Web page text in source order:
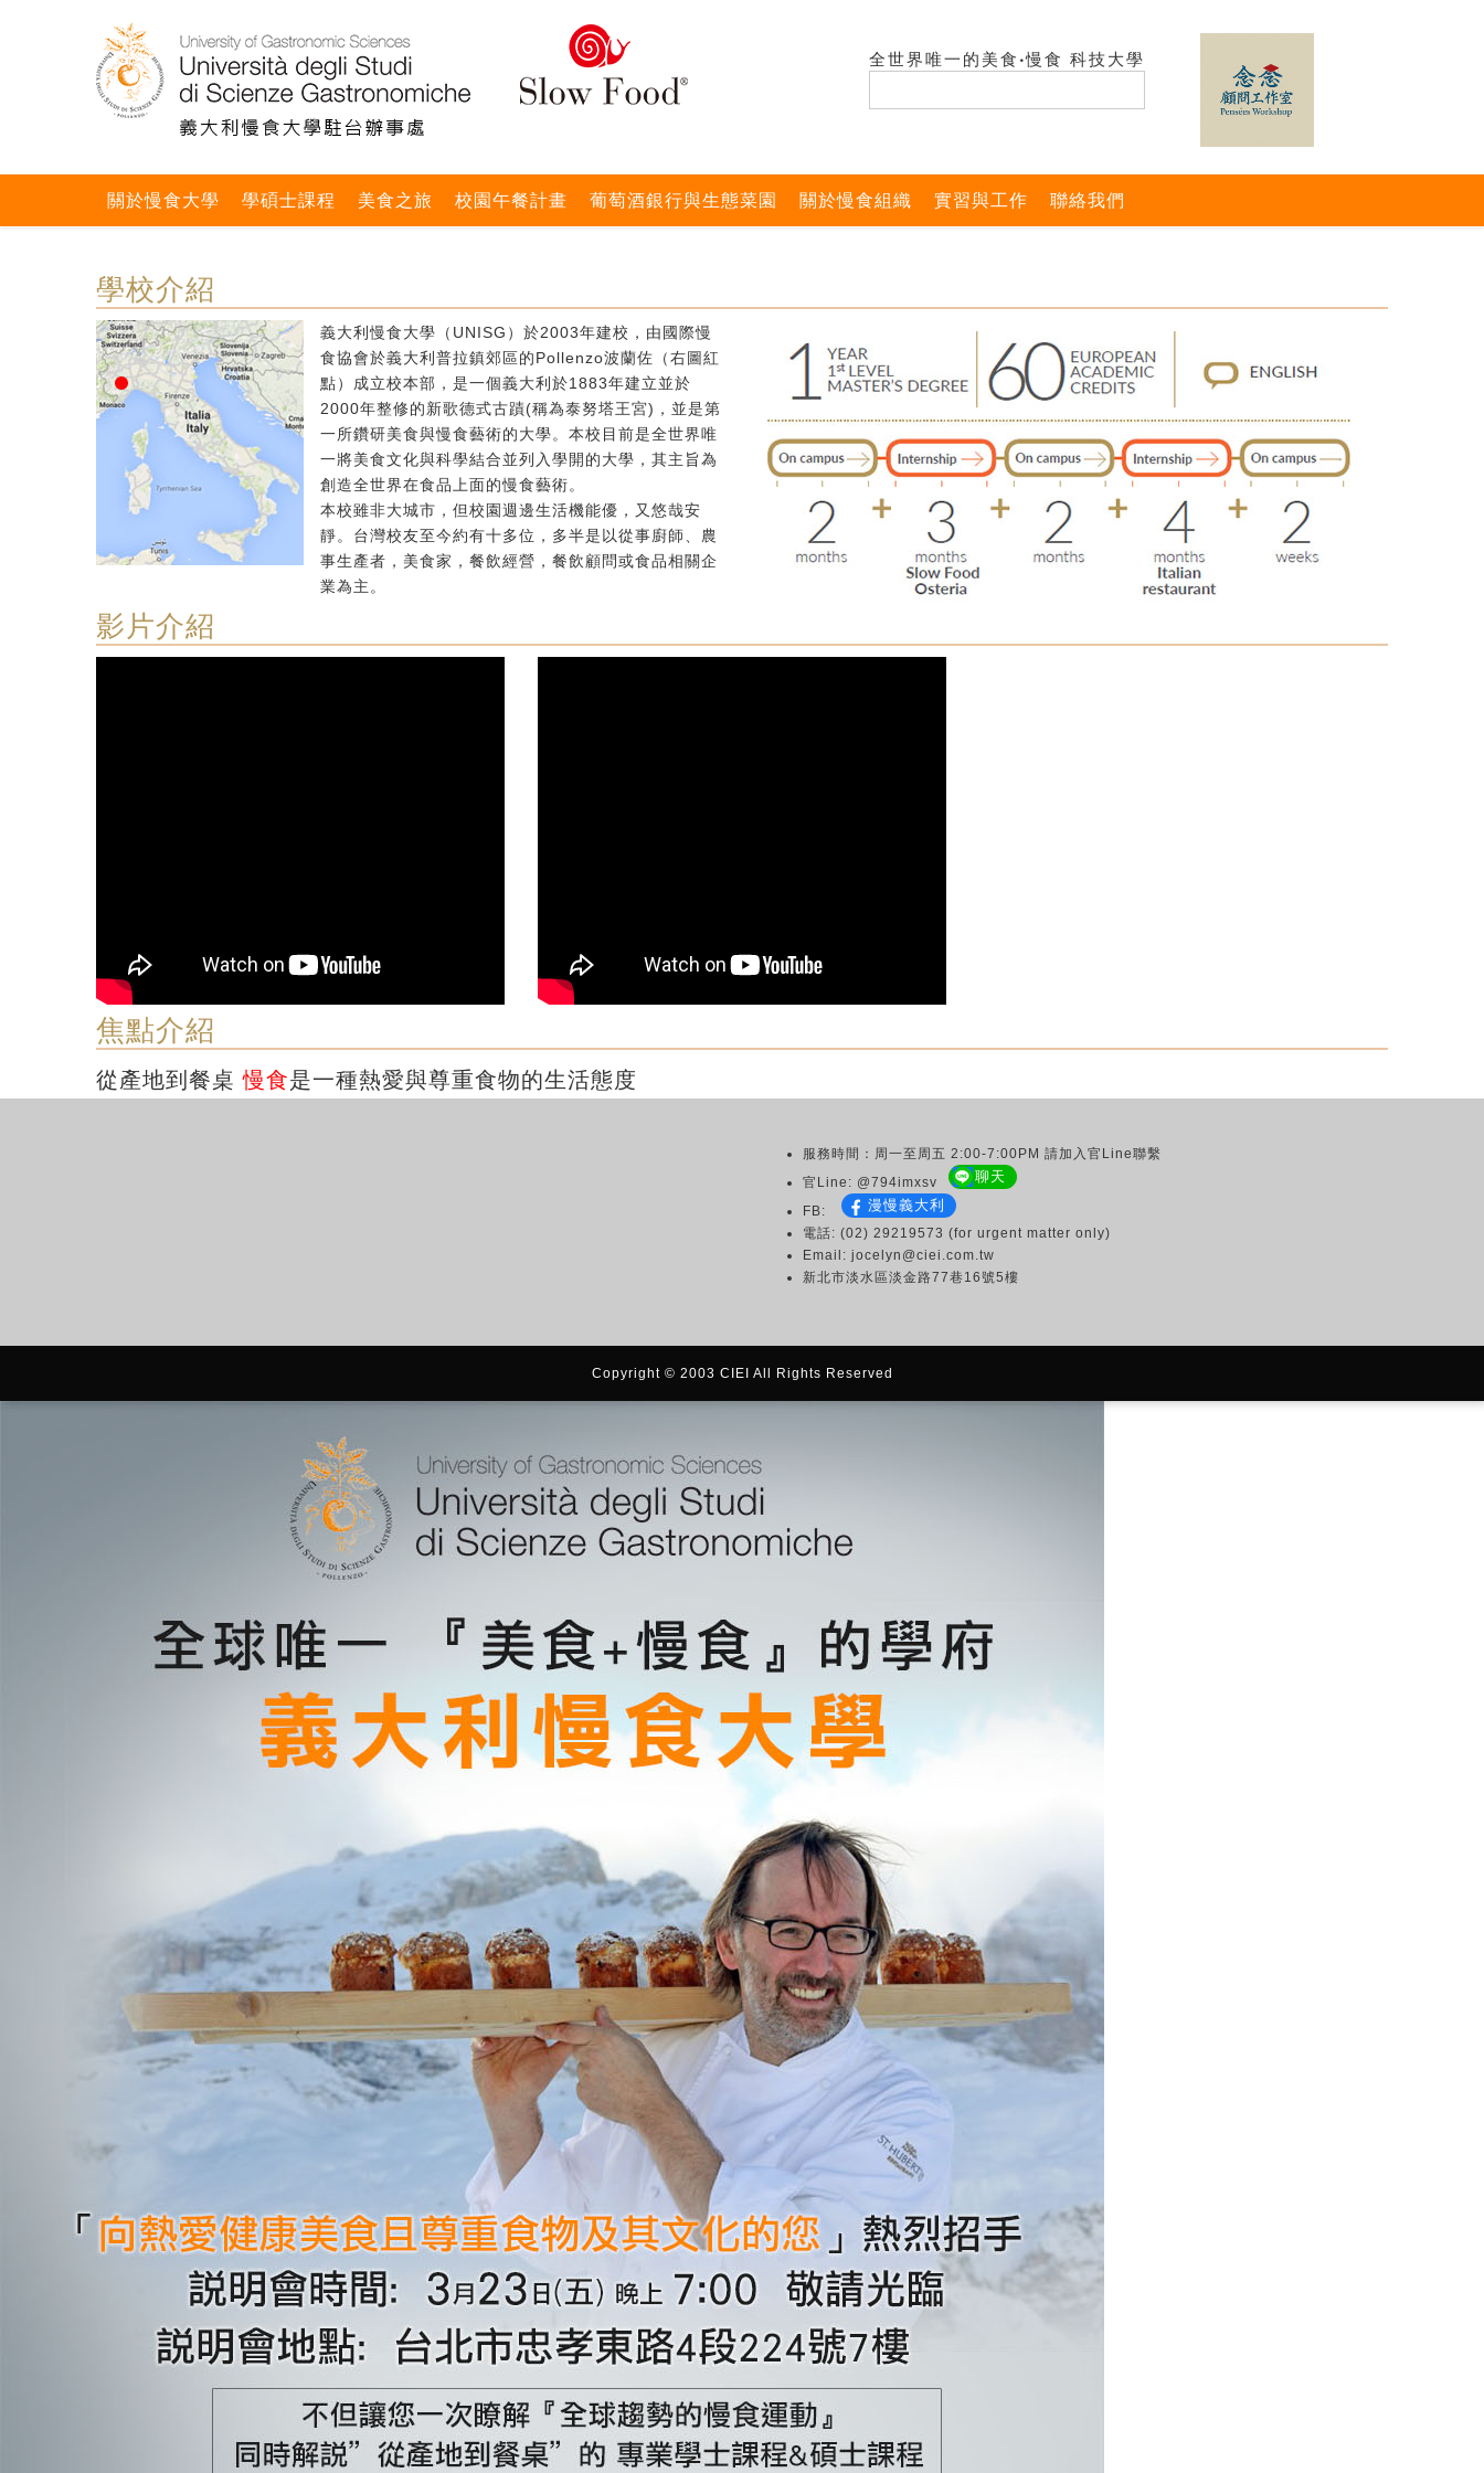
全世界唯一的美食‧慢食 科技大學
關於慢食大學 學碩士課程 美食之旅 校園午餐計畫 葡萄酒銀行與生態菜園 關於慢食組織 實習與工作 聯絡我們
學校介紹
義大利慢食大學（UNISG）於2003年建校，由國際慢
食協會於義大利普拉鎮郊區的Pollenzo波蘭佐（右圖紅
點）成立校本部，是一個義大利於1883年建立並於
2000年整修的新歌德式古蹟(稱為泰努塔王宮)，並是第
一所鑽研美食與慢食藝術的大學。本校目前是全世界唯
一將美食文化與科學結合並列入學開的大學，其主旨為
創造全世界在食品上面的慢食藝術。
本校雖非大城市，但校園週邊生活機能優，又悠哉安
靜。台灣校友至今約有十多位，多半是以從事廚師、農
事生產者，美食家，餐飲經營，餐飲顧問或食品相關企
業為主。
影片介紹
焦點介紹
從產地到餐桌慢食是一種熱愛與尊重食物的生活態度
服務時間：周一至周五 2:00-7:00PM 請加入官Line聯繫
官Line: @794imxsv
聊天
FB: 漫慢義大利
電話: (02) 29219573 (for urgent matter only)
Email: jocelyn@ciei.com.tw
新北市淡水區淡金路77巷16號5樓
Copyright © 2003 CIEI All Rights Reserved